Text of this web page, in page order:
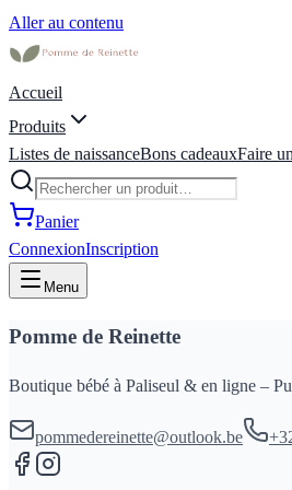
Aller au contenu
Accueil
Produits
Listes de naissanceBons cadeauxFaire
Panier
ConnexionInscription
Menu
Pomme de Reinette
Boutique bébé à Paliseul & en ligne –
pommedereinette@outlook.be